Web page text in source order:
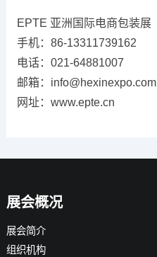
EPTE 亚洲国际电商包装展
手机：86-13311739162
电话：021-64881007
邮箱：info@hexinexpo.com
网址：www.epte.cn
展会概况
展会简介
组织机构